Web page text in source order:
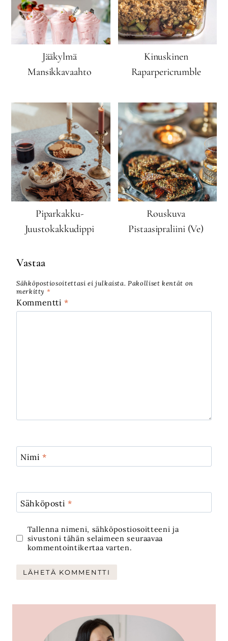
Jääkylmä
Mansikkavaahto
Kinuskinen
Raparpericrumble
Piparkakku-
Juustokakkudippi
Rouskuva
Pistaasipraliini (Ve)
Vastaa
Sähköpostiosoitettasi ei julkaista. Pakolliset kentät on
merkitty *
Kommentti*
Nimi*
Sähköposti*
Tallenna nimeni, sähköpostiosoitteeni ja
sivustoni tähän selaimeen seuraavaa
kommentointikertaa varten.